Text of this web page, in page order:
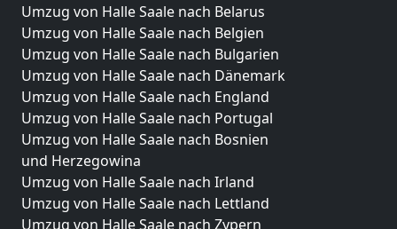
Umzug von Halle Saale nach Belarus
Umzug von Halle Saale nach Belgien
Umzug von Halle Saale nach Bulgarien
Umzug von Halle Saale nach Dänemark
Umzug von Halle Saale nach England
Umzug von Halle Saale nach Portugal
Umzug von Halle Saale nach Bosnien
und Herzegowina
Umzug von Halle Saale nach Irland
Umzug von Halle Saale nach Lettland
Umzug von Halle Saale nach Zypern